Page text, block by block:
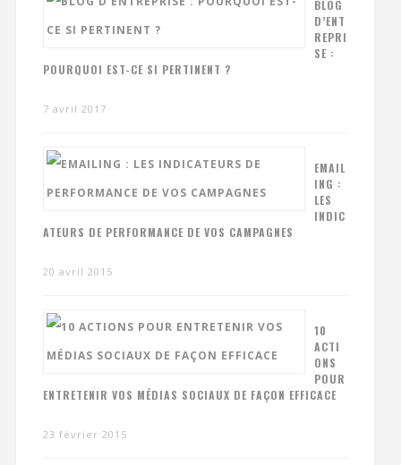
BLOG
D’ENT
REPRI
SE :
POURQUOI EST-CE SI PERTINENT ?
7 avril 2017
EMAIL
ING :
LES
INDIC
ATEURS DE PERFORMANCE DE VOS CAMPAGNES
20 avril 2015
10
ACTI
ONS
POUR
ENTRETENIR VOS MÉDIAS SOCIAUX DE FAÇON EFFICACE
23 février 2015